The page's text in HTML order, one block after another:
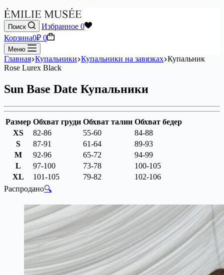
Поиск Избранное 0
Корзина0₽ 0
Меню
Главная Купальники Купальники на завязках Купальник
Rose Lurex Black
Sun Base Date Купальники
Размер Обхват груди Обхват талии Обхват бедер
XS
82-86 55-60
84-88
S
87-91 61-64
89-93
M
92-96 65-72
94-99
L
97-100 73-78
100-105
XL
101-105 79-82
102-106
Распродано🔍